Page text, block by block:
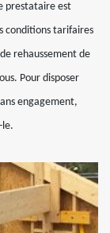
prestataire est
conditions tarifaires
rehaussement de
Pour disposer
engagement,
le.